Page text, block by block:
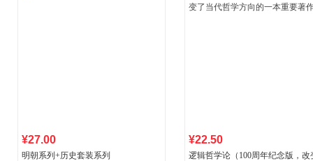
¥27.00
明朝系列+历史套装系列
¥22.50
逻辑哲学论（100周年纪念版，改